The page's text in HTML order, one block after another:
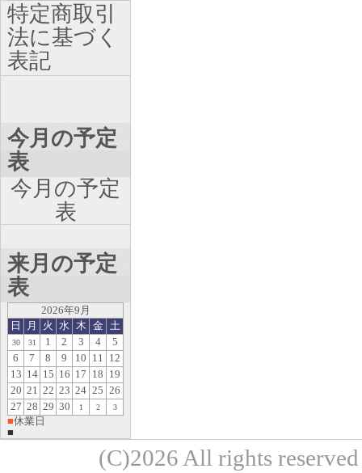
特定商取引
法に基づく
表記
今月の予定
表
今月の予定
表
来月の予定
表
2026年9月
日
月 火 水 木 金 土
30 31 1 2 3 4
5
6
7 8 9 10 11
12
13 14 15 16 17 18 19
20 21 22 23 24 25 26
27 28 29 30 1 2 3
■休業日
■
(C)2026 All rights